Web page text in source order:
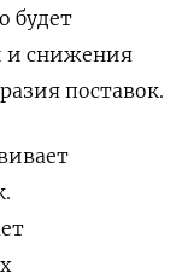
будет
и снижения
поставок.